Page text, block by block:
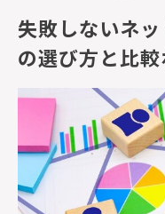
失敗しないネ
の選び方と比